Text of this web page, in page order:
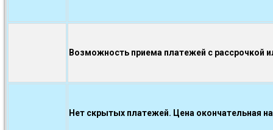
Возможность приема платежей с рассрочкой
Нет скрытых платежей. Цена окончательная